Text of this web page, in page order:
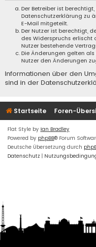
Der Betreiber ist
Datenschutzerklärung zu
E-Mail mitgeteilt.
Der Nutzer ist berechtigt,
des Widerspruchs erlischt
Nutzer bestehende
Die Änderungen gelten
Nutzer den Änderungen
Informationen über den
sind in der
Startseite Foren-
Flat Style by Ian Bradley
Powered by phpBB® Forum
Deutsche Übersetzung durch
Datenschutz |